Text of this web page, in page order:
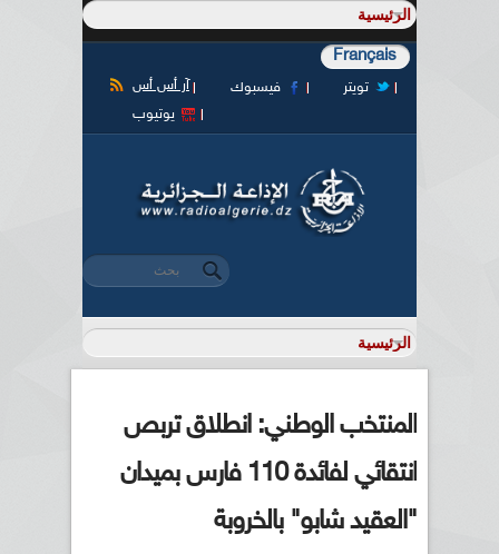
Français
آر أس أس فيسبوك
تويتر
يوتيوب
استمارة البحث
‏بحث ‏
المنتخب الوطني: انطلاق تربص
انتقائي لفائدة 110 فارس بميدان
"العقيد شابو" بالخروبة